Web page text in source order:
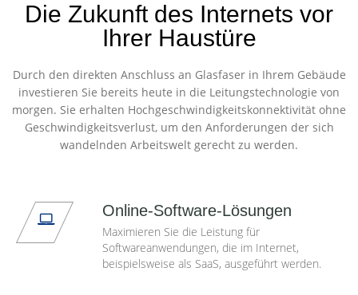
Die Zukunft des Internets vor
Ihrer Haustüre
Durch den direkten Anschluss an Glasfaser in Ihrem Gebäude
investieren Sie bereits heute in die Leitungstechnologie von
morgen. Sie erhalten Hochgeschwindigkeitskonnektivität ohne
Geschwindigkeitsverlust, um den Anforderungen der sich
wandelnden Arbeitswelt gerecht zu werden.
Online-Software-Lösungen
Maximieren Sie die Leistung für
Softwareanwendungen, die im Internet,
beispielsweise als SaaS, ausgeführt werden.